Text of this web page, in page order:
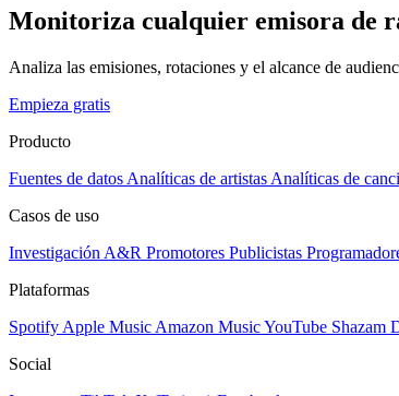
Monitoriza cualquier emisora de
Analiza las emisiones, rotaciones y el alcance de
Empieza gratis
Producto
Fuentes de datos Analíticas de artistas Analíticas de
Casos de uso
Investigación A&R Promotores Publicistas
Plataformas
Spotify Apple Music Amazon MusicYouTube Shazam
Social